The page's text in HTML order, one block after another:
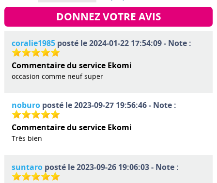
DONNEZ VOTRE AVIS
coralie1985posté le 2024-01-22 17:54:09 - Note :
Commentaire du service Ekomi
occasion comme neuf super
noburoposté le 2023-09-27 19:56:46 - Note :
Commentaire du service Ekomi
Très bien
suntaroposté le 2023-09-26 19:06:03 - Note :